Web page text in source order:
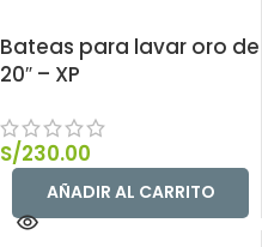
Bateas para lavar oro de
20″ – XP
S/230.00
AÑADIR AL CARRITO